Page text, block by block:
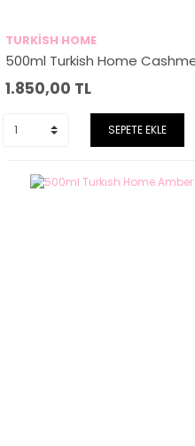
TURKİSH HOME
500ml Turkish Home
1.850,00 TL
SEPETE EKLE